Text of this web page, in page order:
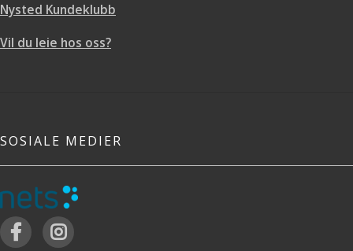
Nysted Kundeklubb
Vil du leie hos oss?
SOSIALE MEDIER